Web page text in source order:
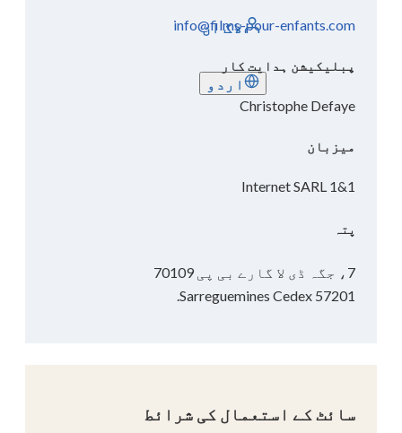
لاگ ان
اردو
info@films-pour-enfants.com
پبلیکیشن ہدایت کار
Christophe Defaye
میزبان
1&1 Internet SARL
پتہ
7، جگہ ڈی لا گارے بی پی 70109
57201 Sarreguemines Cedex.
سائٹ کے استعمال کی شرائط